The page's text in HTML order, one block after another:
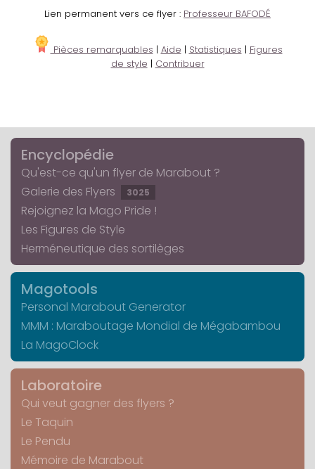
Lien permanent vers ce flyer : Professeur BAFODÉ
Pièces remarquables | Aide | Statistiques | Figures
de style | Contribuer
Encyclopédie
Qu'est-ce qu'un flyer de Marabout ?
Galerie des Flyers
3025
Rejoignez la Mago Pride !
Les Figures de Style
Herméneutique des sortilèges
Magotools
Personal Marabout Generator
MMM : Maraboutage Mondial de Mégabambou
La MagoClock
Laboratoire
Qui veut gagner des flyers ?
Le Taquin
Le Pendu
Mémoire de Marabout